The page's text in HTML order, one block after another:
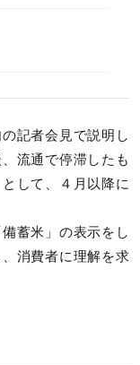
記者会見で説明し
流通で停滞したも
して、４月以降に
蓄米」の表示をし
消費者に理解を求